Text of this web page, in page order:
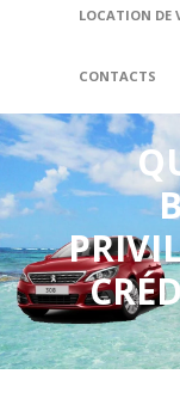
LOCATION DE
CONTACTS